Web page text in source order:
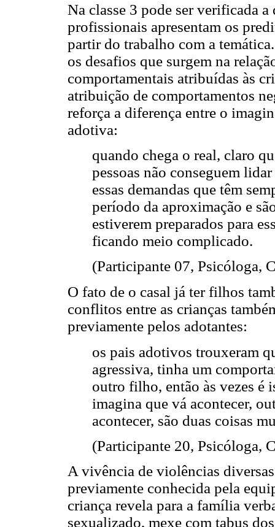
Na classe 3 pode ser verificada
profissionais apresentam os
partir do trabalho com a
os desafios que surgem na
comportamentais atribuídas às
atribuição de comportamentos
reforça a diferença entre o
adotiva:
quando chega o real, claro
pessoas não conseguem
essas demandas que têm
período da aproximação e
estiverem preparados para
ficando meio complicado.
(Participante 07, Psicóloga,
O fato de o casal já ter filhos
conflitos entre as crianças
previamente pelos adotantes:
os pais adotivos trouxeram
agressiva, tinha um
outro filho, então às vezes é
imagina que vá acontecer,
acontecer, são duas coisas
(Participante 20, Psicóloga,
A vivência de violências
previamente conhecida pela
criança revela para a família
sexualizado, mexe com tabus